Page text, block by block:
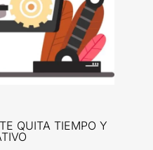
QUITA TIEMPO Y